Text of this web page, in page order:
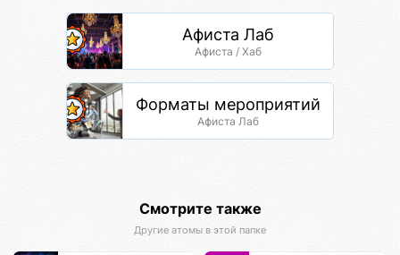
Афиста Лаб
Афиста / Хаб
Форматы мероприятий
Афиста Лаб
Смотрите также
Другие атомы в этой папке